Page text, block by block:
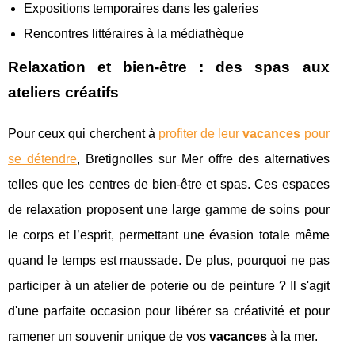
Expositions temporaires dans les galeries
Rencontres littéraires à la médiathèque
Relaxation et bien-être : des spas aux
ateliers créatifs
Pour ceux qui cherchent à profiter de leurvacances pour
se détendre, Bretignolles sur Mer offre des alternatives
telles que les centres de bien-être et spas. Ces espaces
de relaxation proposent une large gamme de soins pour
le corps et l’esprit, permettant une évasion totale même
quand le temps est maussade. De plus, pourquoi ne pas
participer à un atelier de poterie ou de peinture ? Il s'agit
d'une parfaite occasion pour libérer sa créativité et pour
ramener un souvenir unique de vos vacances à la mer.